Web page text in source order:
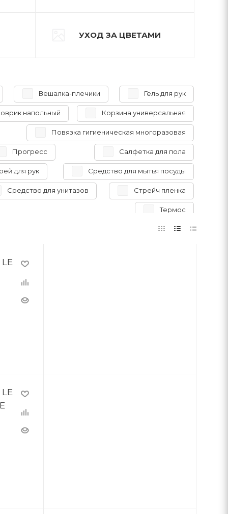
УХОД ЗА ЦВЕТАМИ
Вешалка-плечики Гель для рук
напольный Корзина универсальная
Повязка гигиеническая многоразовая
Прогресс Салфетка для пола
для рук Средство для мытья посуды
Средство для унитазов Стрейч пленка
Термос